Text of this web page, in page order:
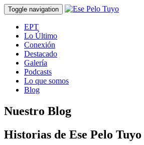
Toggle navigation
EPT
Lo Último
Conexión
Destacado
Galería
Podcasts
Lo que somos
Blog
Nuestro Blog
Historias de Ese Pelo Tuyo